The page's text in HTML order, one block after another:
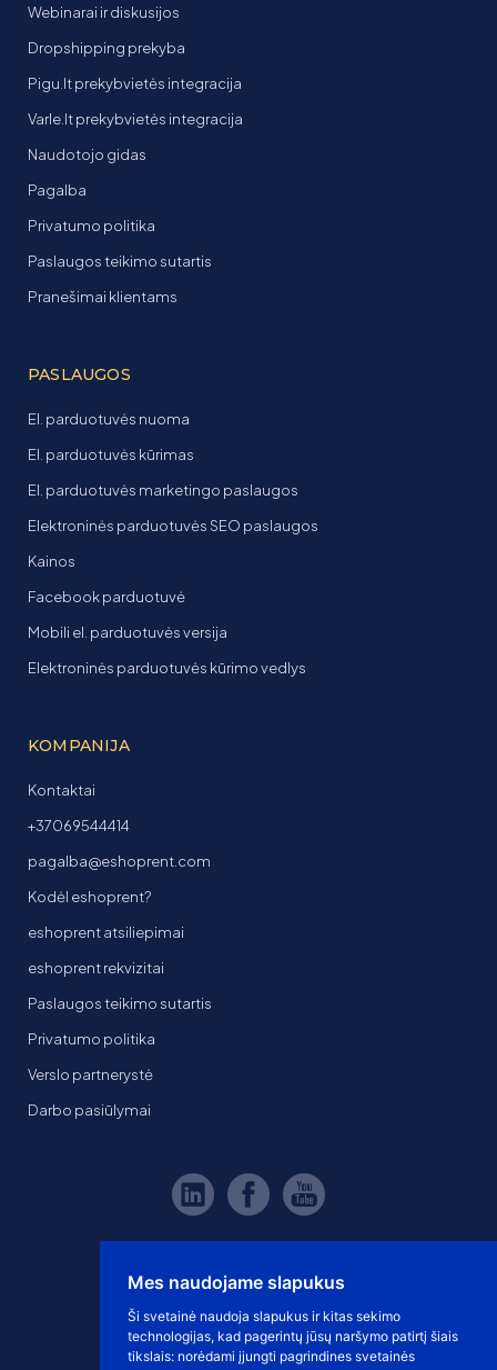
Mes naudojame slapukus
Ši svetainė naudoja slapukus ir kitas sekimo
technologijas, kad pagerintų jūsų naršymo patirtį šiais
tikslais: norėdami įjungti pagrindines svetainės
Webinarai ir diskusijos
Dropshipping prekyba
Pigu.lt prekybvietės integracija
Varle.lt prekybvietės integracija
Naudotojo gidas
Pagalba
Privatumo politika
Paslaugos teikimo sutartis
Pranešimai klientams
PASLAUGOS
El. parduotuvės nuoma
El. parduotuvės kūrimas
El. parduotuvės marketingo paslaugos
Elektroninės parduotuvės SEO paslaugos
Kainos
Facebook parduotuvė
Mobili el. parduotuvės versija
Elektroninės parduotuvės kūrimo vedlys
KOMPANIJA
Kontaktai
+37069544414
pagalba@eshoprent.com
Kodėl eshoprent?
eshoprent atsiliepimai
eshoprent rekvizitai
Paslaugos teikimo sutartis
Privatumo politika
Verslo partnerystė
Darbo pasiūlymai